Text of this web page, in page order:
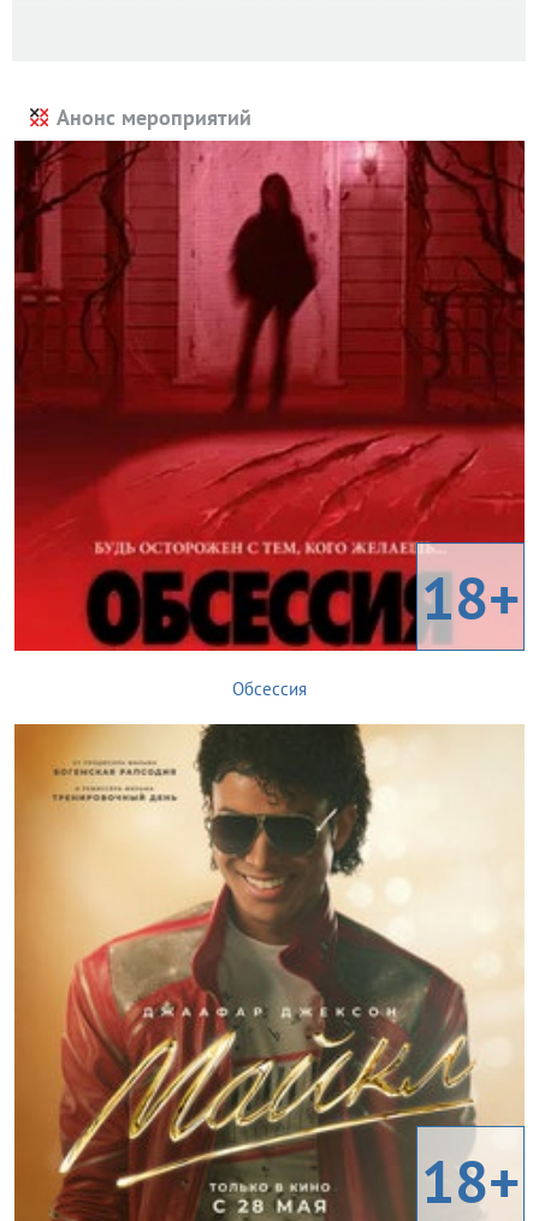
Анонс мероприятий
18+
Обсессия
18+